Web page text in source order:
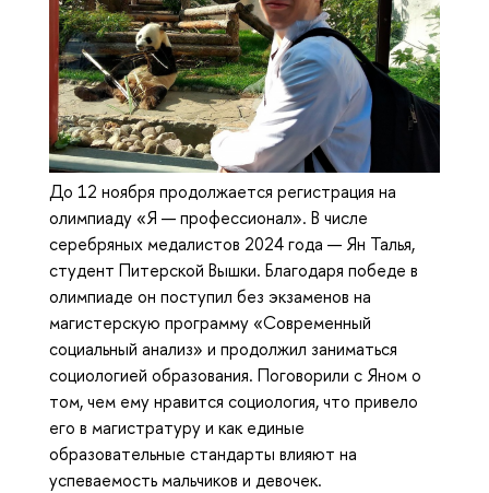
До 12 ноября продолжается регистрация на
олимпиаду «Я — профессионал». В числе
серебряных медалистов 2024 года — Ян Талья,
студент Питерской Вышки. Благодаря победе в
олимпиаде он поступил без экзаменов на
магистерскую программу «Современный
социальный анализ» и продолжил заниматься
социологией образования. Поговорили с Яном о
том, чем ему нравится социология, что привело
его в магистратуру и как единые
образовательные стандарты влияют на
успеваемость мальчиков и девочек.